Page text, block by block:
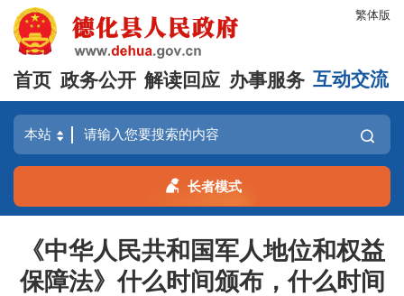
繁体版
首页 政务公开 解读回应 办事服务 互动交流
长者模式
《中华人民共和国军人地位和权益
保障法》什么时间颁布，什么时间